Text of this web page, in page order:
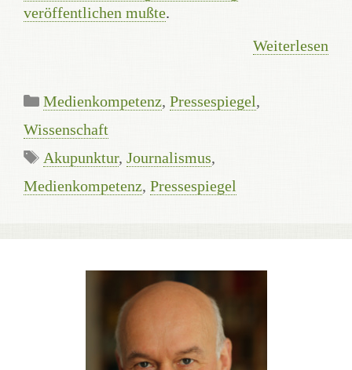
veröffentlichen mußte.
Weiterlesen
Kategorien
Medienkompetenz, Pressespiegel,
Wissenschaft
Schlagwörter
Akupunktur, Journalismus,
Medienkompetenz, Pressespiegel